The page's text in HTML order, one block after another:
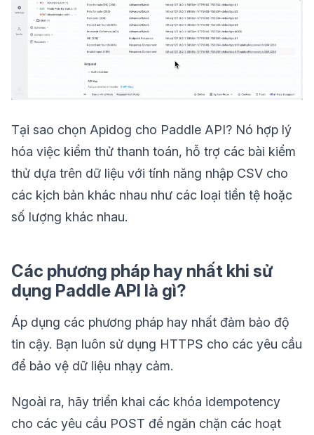
Tại sao chọn Apidog cho Paddle API? Nó hợp lý
hóa việc kiểm thử thanh toán, hỗ trợ các bài kiểm
thử dựa trên dữ liệu với tính năng nhập CSV cho
các kịch bản khác nhau như các loại tiền tệ hoặc
số lượng khác nhau.
Các phương pháp hay nhất khi sử
dụng Paddle API là gì?
Áp dụng các phương pháp hay nhất đảm bảo độ
tin cậy. Bạn luôn sử dụng HTTPS cho các yêu cầu
để bảo vệ dữ liệu nhạy cảm.
Ngoài ra, hãy triển khai các khóa idempotency
cho các yêu cầu POST để ngăn chặn các hoạt